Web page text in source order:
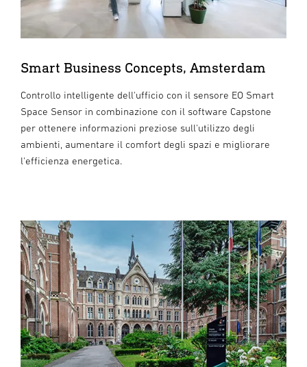
Smart Business Concepts, Amsterdam
Controllo intelligente dell'ufficio con il sensore EO Smart
Space Sensor in combinazione con il software Capstone
per ottenere informazioni preziose sull'utilizzo degli
ambienti, aumentare il comfort degli spazi e migliorare
l'efficienza energetica.